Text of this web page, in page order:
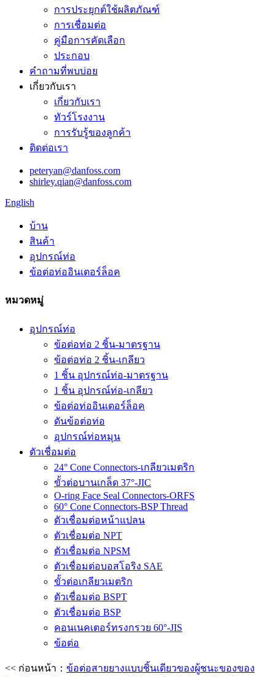
การประยุกต์ใช้ผลิตภัณฑ์
การเชื่อมต่อ
คู่มือการคัดเลือก
ประกอบ
คำถามที่พบบ่อย
เกี่ยวกับเรา
เกี่ยวกับเรา
ทัวร์โรงงาน
การรับรู้ของลูกค้า
ติดต่อเรา
peteryan@danfoss.com
shirley.qian@danfoss.com
English
บ้าน
สินค้า
อุปกรณ์ท่อ
ข้อต่อท่ออินเตอร์ล็อค
หมวดหมู่
อุปกรณ์ท่อ
ข้อต่อท่อ 2 ชิ้น-มาตรฐาน
ข้อต่อท่อ 2 ชิ้น-เกลียว
1 ชิ้น อุปกรณ์ท่อ-มาตรฐาน
1 ชิ้น อุปกรณ์ท่อ-เกลียว
ข้อต่อท่ออินเตอร์ล็อค
ดันข้อต่อท่อ
อุปกรณ์ท่อหมุน
ตัวเชื่อมต่อ
24° Cone Connectors-เกลียวเมตริก
ขั้วต่อบานเกล็ด 37°-JIC
O-ring Face Seal Connectors-ORFS
60° Cone Connectors-BSP Thread
ตัวเชื่อมต่อหน้าแปลน
ตัวเชื่อมต่อ NPT
ตัวเชื่อมต่อ NPSM
ตัวเชื่อมต่อบอสโอริง SAE
ขั้วต่อเกลียวเมตริก
ตัวเชื่อมต่อ BSPT
ตัวเชื่อมต่อ BSP
คอนเนคเตอร์ทรงกรวย 60°-JIS
ข้อต่อ
<< ก่อนหน้า： ข้อต่อสายยางแบบชิ้นเดียวของผู้ชนะของของ